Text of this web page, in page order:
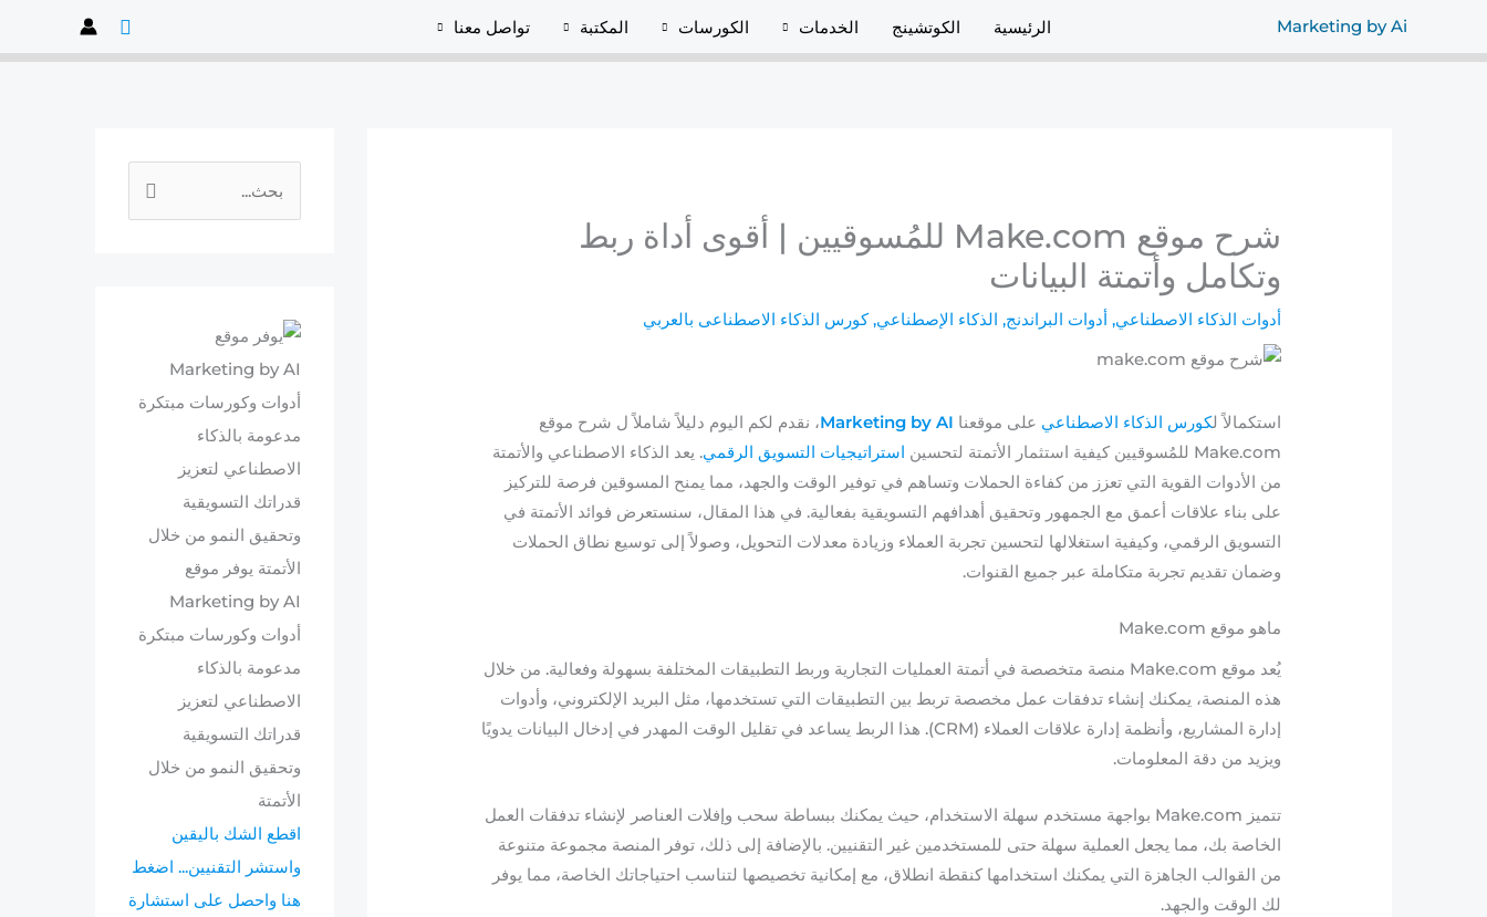
Marketing by Ai الرئيسية الكوتشينج الخدمات الكورسات المكتبة تواصل معنا البحث
شرح موقع Make.com للمُسوقيين | أقوى أداة ربط
وتكامل وأتمتة البيانات
أدوات الذكاء الاصطناعي,أدوات البراندنج, الذكاء الإصطناعي,كورس الذكاء الاصطناعى بالعربي
استكمالاً لكورس الذكاء الاصطناعي على موقعنا Marketing by AI، نقدم لكم اليوم دليلاً شاملاً ل شرح موقع
Make.com للمُسوقيين كيفية استثمار الأتمتة لتحسين
استراتيجيات التسويق الرقمي. يعد الذكاء الاصطناعي والأتمتة
من الأدوات القوية التي تعزز من كفاءة الحملات وتساهم في توفير الوقت والجهد، مما يمنح المسوقين فرصة للتركيز
على بناء علاقات أعمق مع الجمهور وتحقيق أهدافهم التسويقية بفعالية. في هذا المقال، سنستعرض فوائد الأتمتة في
التسويق الرقمي، وكيفية استغلالها لتحسين تجربة العملاء وزيادة معدلات التحويل، وصولاً إلى توسيع نطاق الحملات
وضمان تقديم تجربة متكاملة عبر جميع القنوات.
ماهو موقع Make.com
يُعد موقع Make.com منصة متخصصة في أتمتة العمليات التجارية وربط التطبيقات المختلفة بسهولة وفعالية. من خلال
هذه المنصة، يمكنك إنشاء تدفقات عمل مخصصة تربط بين التطبيقات التي تستخدمها، مثل البريد الإلكتروني، وأدوات
إدارة المشاريع، وأنظمة إدارة علاقات العملاء (CRM). هذا الربط يساعد في تقليل الوقت المهدر في إدخال البيانات يدويًا
ويزيد من دقة المعلومات.
تتميز Make.com بواجهة مستخدم سهلة الاستخدام، حيث يمكنك ببساطة سحب وإفلات العناصر لإنشاء تدفقات العمل
الخاصة بك، مما يجعل العملية سهلة حتى للمستخدمين غير التقنيين. بالإضافة إلى ذلك، توفر المنصة مجموعة متنوعة
من القوالب الجاهزة التي يمكنك استخدامها كنقطة انطلاق، مع إمكانية تخصيصها لتناسب احتياجاتك الخاصة، مما يوفر
لك الوقت والجهد.
ث
ع
ن
اقطع الشك باليقين
واستشر التقنيين... اضغط
هنا واحصل على استشارة